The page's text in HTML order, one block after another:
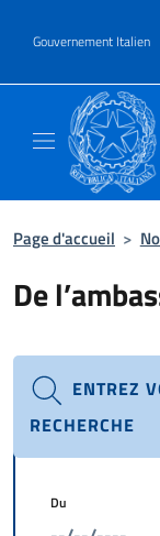
Gouvernement Italien
Site Web,
Page d'accueil >
De
ENTREZ
RECHERCHE
Du